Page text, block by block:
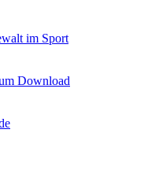
im Sport
Download